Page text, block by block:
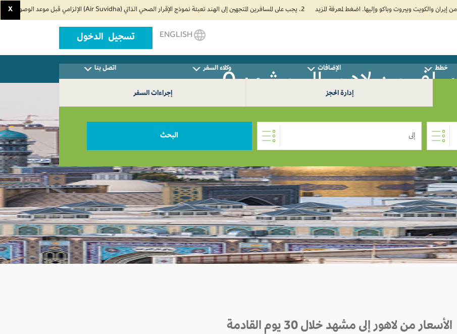
2. يجب على المسافرين المتجهين إلى الهند تعبئة نموذج الإقرار الصحي الذاتي (Air Suvidha) الإلزامي قبل موعد الوصول بـ 24 ساعة على الأقل. اضغط هنا للدخول إلى بوابة Air Suvidha. X
تسجيل الدخول
خطط الإضافات وكلاء السفر اتصل بنا
سافر من لاهور إلى مشهد 0
إدارة الحجز إجراءات السفر
إلى البحث
الأسعار من لاهور إلى مشهد خلال 30 يوم القادمة